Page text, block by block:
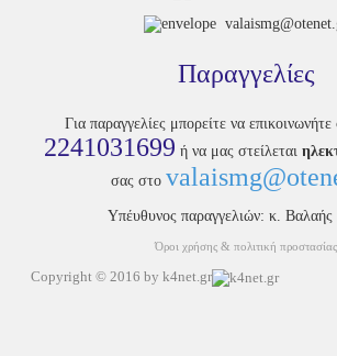
Παραγγελίες
Για παραγγελίες μπορείτε να επικοινωνήτε
2241031699 ή να μας στείλεται
σας στο
Υπέυθυνος παραγγελιών: κ. Βαλαής
Όροι χρήσης & πολιτική προστασίας
Copyright © 2016 by k4net.gr